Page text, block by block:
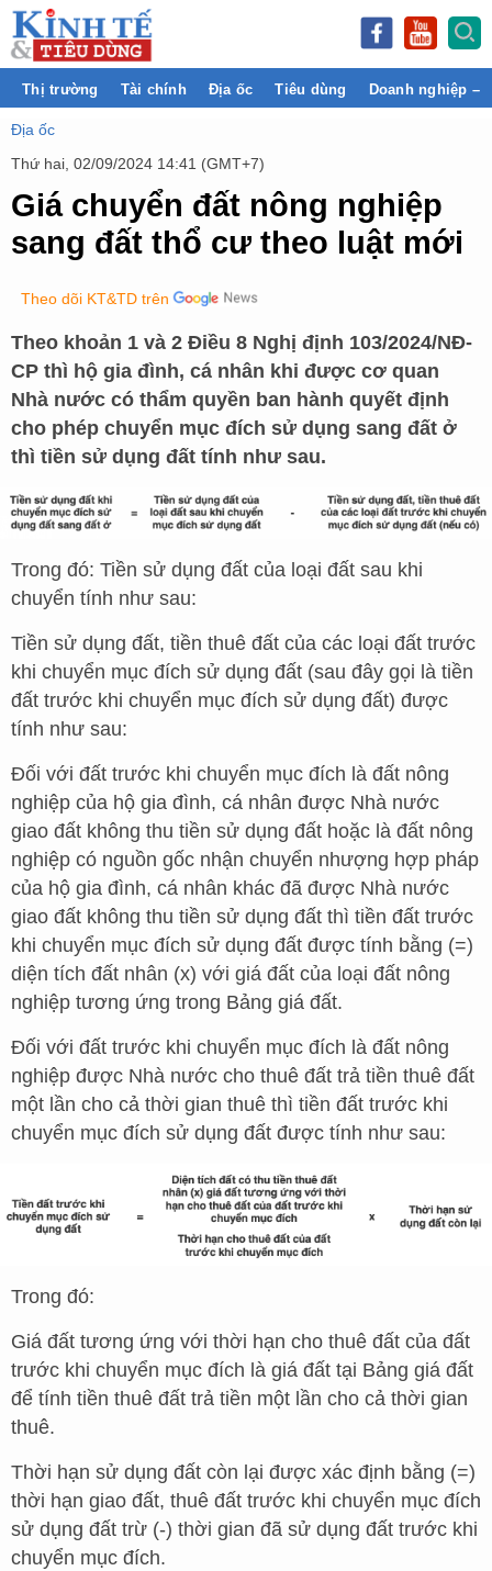
Thị trường Tài chính Địa ốc Tiêu dùng Doanh nghiệp –
Địa ốc
Thứ hai, 02/09/2024 14:41 (GMT+7)
Giá chuyển đất nông nghiệp
sang đất thổ cư theo luật mới
Theo dõi KT&TD trên
Theo khoản 1 và 2 Điều 8 Nghị định 103/2024/NĐ-
CP thì hộ gia đình, cá nhân khi được cơ quan
Nhà nước có thẩm quyền ban hành quyết định
cho phép chuyển mục đích sử dụng sang đất ở
thì tiền sử dụng đất tính như sau.
Trong đó: Tiền sử dụng đất của loại đất sau khi
chuyển tính như sau:
Tiền sử dụng đất, tiền thuê đất của các loại đất trước
khi chuyển mục đích sử dụng đất (sau đây gọi là tiền
đất trước khi chuyển mục đích sử dụng đất) được
tính như sau:
Đối với đất trước khi chuyển mục đích là đất nông
nghiệp của hộ gia đình, cá nhân được Nhà nước
giao đất không thu tiền sử dụng đất hoặc là đất nông
nghiệp có nguồn gốc nhận chuyển nhượng hợp pháp
của hộ gia đình, cá nhân khác đã được Nhà nước
giao đất không thu tiền sử dụng đất thì tiền đất trước
khi chuyển mục đích sử dụng đất được tính bằng (=)
diện tích đất nhân (x) với giá đất của loại đất nông
nghiệp tương ứng trong Bảng giá đất.
Đối với đất trước khi chuyển mục đích là đất nông
nghiệp được Nhà nước cho thuê đất trả tiền thuê đất
một lần cho cả thời gian thuê thì tiền đất trước khi
chuyển mục đích sử dụng đất được tính như sau:
Trong đó:
Giá đất tương ứng với thời hạn cho thuê đất của đất
trước khi chuyển mục đích là giá đất tại Bảng giá đất
để tính tiền thuê đất trả tiền một lần cho cả thời gian
thuê.
Thời hạn sử dụng đất còn lại được xác định bằng (=)
thời hạn giao đất, thuê đất trước khi chuyển mục đích
sử dụng đất trừ (-) thời gian đã sử dụng đất trước khi
chuyển mục đích.